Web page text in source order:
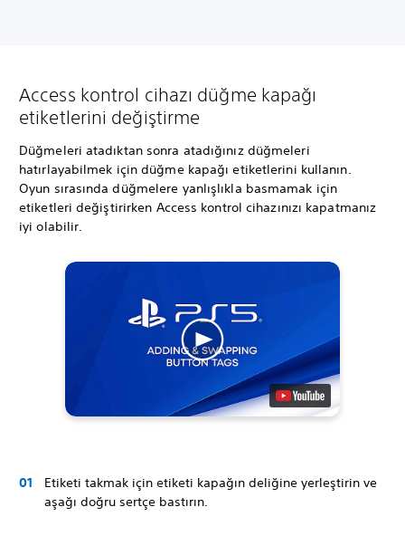
Access kontrol cihazı düğme kapağı
etiketlerini değiştirme
Düğmeleri atadıktan sonra atadığınız düğmeleri
hatırlayabilmek için düğme kapağı etiketlerini kullanın.
Oyun sırasında düğmelere yanlışlıkla basmamak için
etiketleri değiştirirken Access kontrol cihazınızı kapatmanız
iyi olabilir.
Etiketi takmak için etiketi kapağın deliğine yerleştirin ve
aşağı doğru sertçe bastırın.